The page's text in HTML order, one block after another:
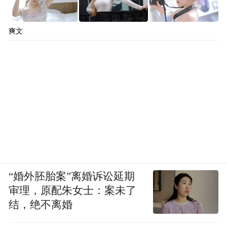
爽文
“婚外胚胎案”离婚诉讼延期
审理，原配朱女士：案未了
结，绝不离婚